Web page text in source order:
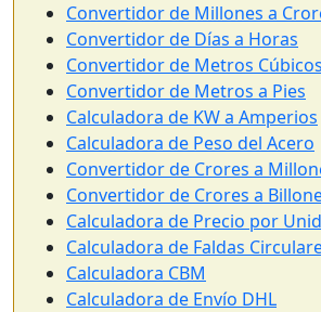
Convertidor de Millones a
Convertidor de Días a Horas
Convertidor de Metros
Convertidor de Metros a Pies
Calculadora de KW a Amperios
Calculadora de Peso del Acero
Convertidor de Crores a
Convertidor de Crores a
Calculadora de Precio por
Calculadora de Faldas
Calculadora CBM
Calculadora de Envío DHL